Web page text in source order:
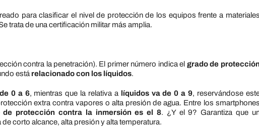
para clasificar el nivel de protección de los equipos frente a materiales
trata de una certificación militar más amplia.
contra la penetración). El primer número indica el grado de
está relacionado con los líquidos.
0 a 6, mientras que la relativa a líquidos va de 0 a 9, reservándose
extra contra vapores o alta presión de agua. Entre los smartphones
de protección contra la inmersión es el 8. ¿Y el 9? Garantiza que
corto alcance, alta presión y alta temperatura.